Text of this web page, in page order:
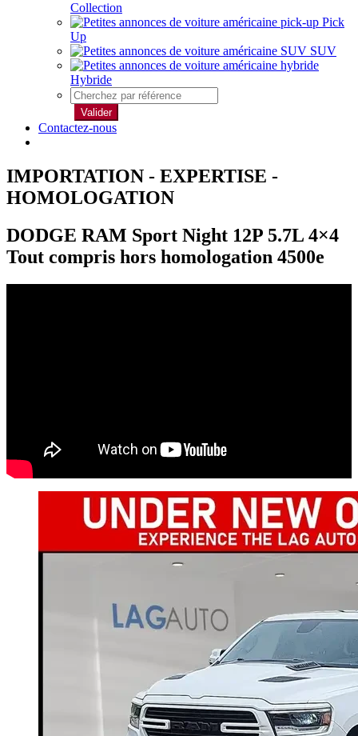
Collection
Pick
Up
SUV
Hybride
Valider
Contactez-nous
IMPORTATION - EXPERTISE -
HOMOLOGATION
DODGE RAM Sport Night 12P 5.7L 4×4
Tout compris hors homologation 4500e